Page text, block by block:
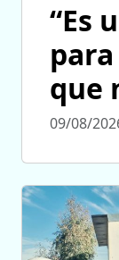
“Es
que
09/08/